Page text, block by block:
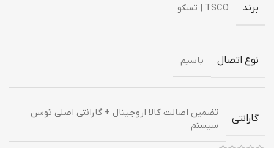
برند TSCO | تسکو
نوع اتصال باسیم
گارانتی
تضمین اصالت کالا اروجینال + گارانتی اصلی توسن
سیستم